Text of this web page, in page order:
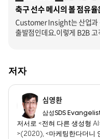
축구 선수 메시의 볼
Customer Insight는 산업과
출발점인데요.이렇게 B2B
입니다. 이글을 통해 앞의 두
합시다.
저자
심영환
삼성SDS
저서로 <전혀 다른 생성형
>(2020), <마케팅한다더니